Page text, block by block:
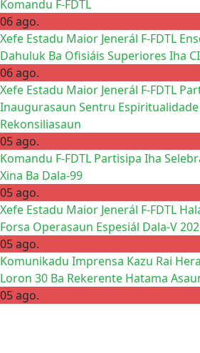
Komandu F-FDTL
06 ago.
Xefe Estadu Maior Jenerál F-FDTL
Dahuluk Ba Ofisiáis Superiores Iha
06 ago.
Xefe Estadu Maior Jenerál F-FDTL
Inaugurasaun Sentru Espiritualidade
Rekonsiliasaun
05 ago.
Komandu F-FDTL Partisipa Iha
Xina Ba Dala-99
05 ago.
Xefe Estadu Maior Jenerál F-FDTL
Forsa Operasaun Espesiál Dala-V
05 ago.
Komunikadu Imprensa Kazu Rai
Loron 30 Ba Rekerente Hatama
05 ago.